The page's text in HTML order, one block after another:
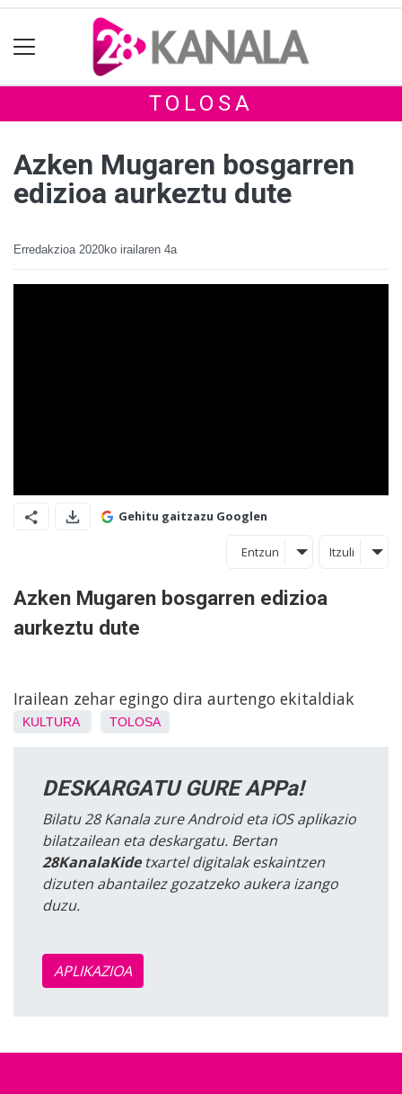
TOLOSA
Azken Mugaren bosgarren
edizioa aurkeztu dute
Erredakzioa 2020ko irailaren 4a
Gehitu gaitzazu Googlen
Entzun Itzuli
Azken Mugaren bosgarren edizioa
aurkeztu dute
Irailean zehar egingo dira aurtengo ekitaldiak
KULTURA TOLOSA
DESKARGATU GURE APPa!
Bilatu 28 Kanala zure Android eta iOS aplikazio
bilatzailean eta deskargatu. Bertan
28KanalaKidetxartel digitalak eskaintzen
dizuten abantailez gozatzeko aukera izango
duzu.
APLIKAZIOA